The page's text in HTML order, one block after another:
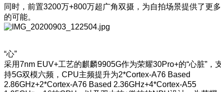
同时，前置3200万+800万超广角双摄，为自拍场景提供了更多
的可能。
“心”
采用7nm EUV+工艺的麒麟9905G作为荣耀30Pro+的“心脏”，
持5G双模六频，CPU主频提升为2*Cortex-A76 Based
2.86GHz+2*Cortex-A76 Based 2.36GHz+4*Cortex-A55